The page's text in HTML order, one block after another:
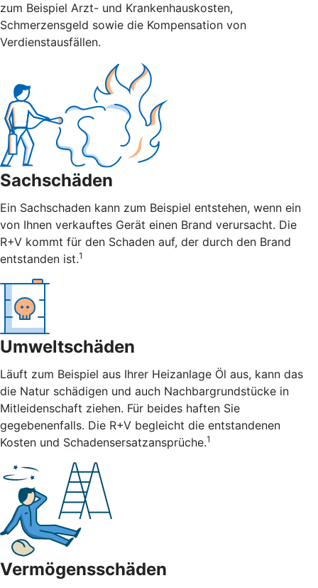
zum Beispiel Arzt- und Krankenhauskosten,
Schmerzensgeld sowie die Kompensation von
Verdienstausfällen.
Sachschäden
Ein Sachschaden kann zum Beispiel entstehen, wenn ein
von Ihnen verkauftes Gerät einen Brand verursacht. Die
R+V kommt für den Schaden auf, der durch den Brand
entstanden ist.1
Umweltschäden
Läuft zum Beispiel aus Ihrer Heizanlage Öl aus, kann das
die Natur schädigen und auch Nachbargrundstücke in
Mitleidenschaft ziehen. Für beides haften Sie
gegebenenfalls. Die R+V begleicht die entstandenen
Kosten und Schadensersatzansprüche.1
Vermögensschäden